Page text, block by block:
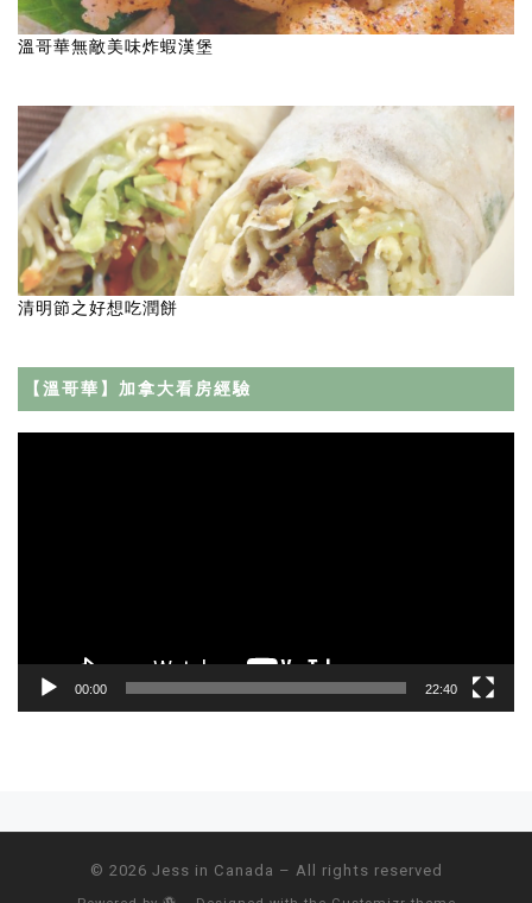
溫哥華無敵美味炸蝦漢堡
清明節之好想吃潤餅
【溫哥華】加拿大看房經驗
00:00 22:40
© 2026 Jess in Canada – All rights reserved